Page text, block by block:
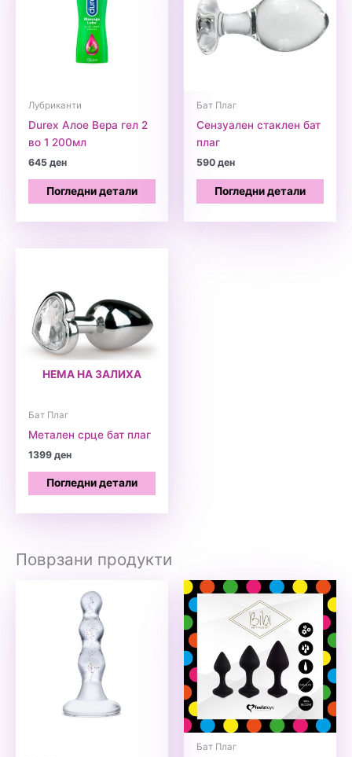
Лубриканти
Durex Алое Вера гел 2
во 1 200мл
645ден
Погледни детали
Бат Плаг
Сензуален стаклен бат
плаг
590ден
Погледни детали
НЕМА НА ЗАЛИХА
Бат Плаг
Метален срце бат плаг
1399ден
Погледни детали
Поврзани продукти
Бат Плаг